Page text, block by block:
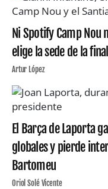
Ni Spotify Camp Nou
elige la sede de la
Artur López
El Barça de Laporta
globales y pierde
Bartomeu
Oriol Solé Vicente